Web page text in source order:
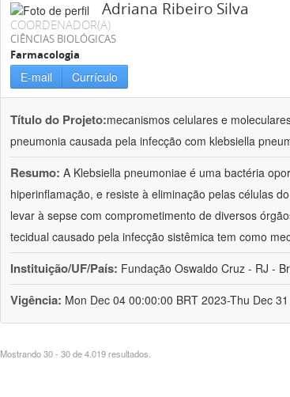
Adriana Ribeiro Silva
COORDENADOR(A)
CIÊNCIAS BIOLÓGICAS
Farmacologia
E-mail Currículo
Título do Projeto:mecanismos celulares e
pneumonia causada pela infecção com klebsiella
Resumo: A Klebsiella pneumoniae é uma bactéria
hiperinflamação, e resiste à eliminação pelas células
levar à sepse com comprometimento de diversos
tecidual causado pela infecção sistêmica tem como
Instituição/UF/País: Fundação Oswaldo Cruz - RJ -
Vigência: Mon Dec 04 00:00:00 BRT 2023-Thu Dec
Mostrando 30 - 30 de 4.019 resultados.